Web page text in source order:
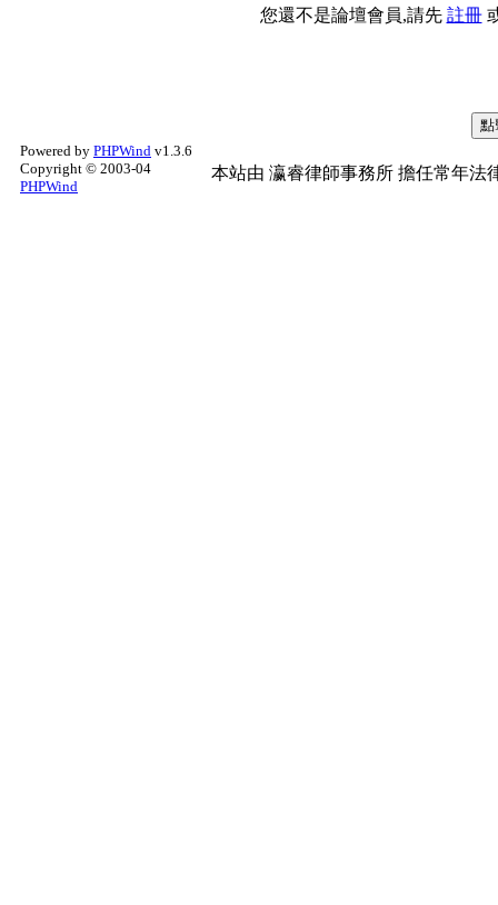
您還不是論壇會員,請先 註冊
Powered by PHPWind v1.3.6
Copyright © 2003-04
PHPWind
本站由 瀛睿律師事務所 擔任常年法